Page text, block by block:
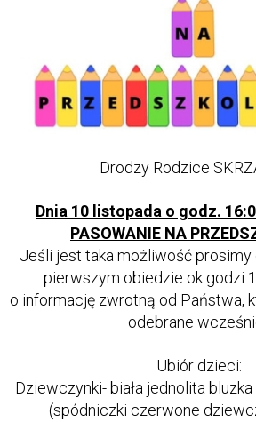
Drodzy Rodzice
Dnia 10 listopada o godz.
PASOWANIE NA
Jeśli jest taka możliwość
pierwszym obiedzie ok godzi
o informację zwrotną od Państwa,
odebrane
Ubiór dzieci:
Dziewczynki- biała jednolita
(spódniczki czerwone